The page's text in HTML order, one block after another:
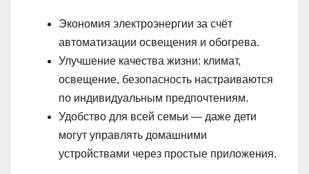
Экономия электроэнергии за счёт
автоматизации освещения и обогрева.
Улучшение качества жизни: климат,
освещение, безопасность настраиваются
по индивидуальным предпочтениям.
Удобство для всей семьи — даже дети
могут управлять домашними
устройствами через простые приложения.